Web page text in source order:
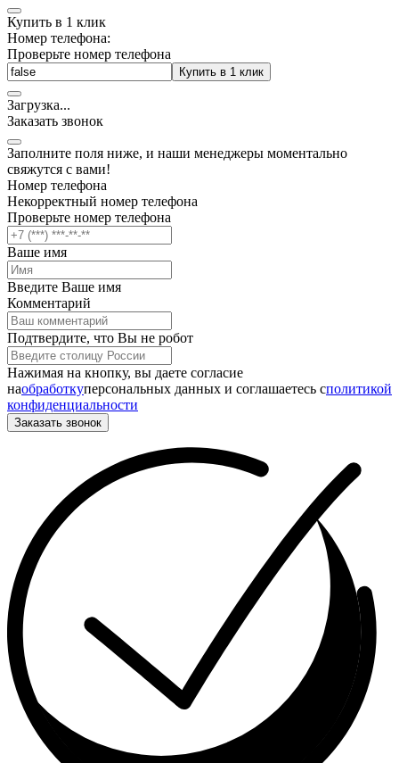
Купить в 1 клик
Номер телефона:
Проверьте номер телефона
Купить в 1 клик
Загрузка...
Заказать звонок
Заполните поля ниже, и наши менеджеры моментально
свяжутся с вами!
Номер телефона
Некорректный номер телефона
Проверьте номер телефона
Ваше имя
Введите Ваше имя
Комментарий
Подтвердите, что Вы не робот
Нажимая на кнопку, вы даете согласие
наобработкуперсональных данных и соглашаетесь cполитикой
конфиденциальности
Заказать звонок